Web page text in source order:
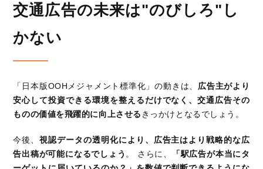
交通広告の未来は"のびしろ"し
かない
「日本版OOHメジャメント標準化」の動きは、 広告主がより
安心して投資できる環境を整えるだけでなく、交通広告その
ものの価値を飛躍的に向上させる きっかけとなるでしょう。
今後、視認データの透明化により、広告主はより戦略的な広
告出稿が可能になるでしょう 。 さらに、
「駅広告が本当にタ